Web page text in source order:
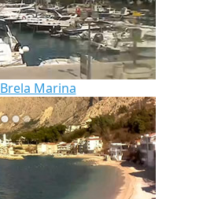
Brela Marina